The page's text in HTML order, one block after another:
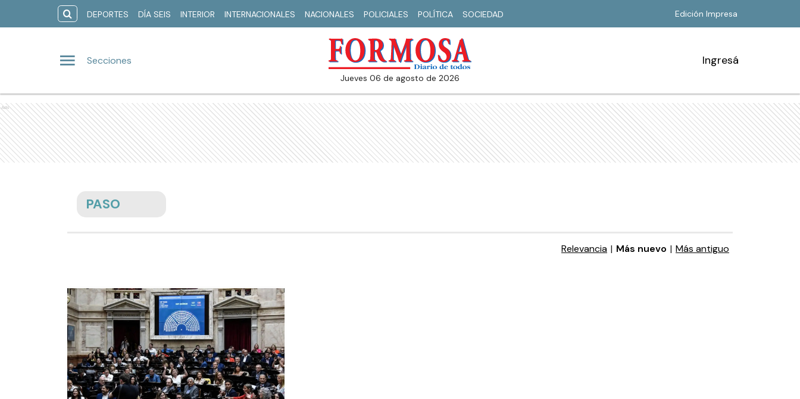
DEPORTES DÍA SEIS INTERIOR INTERNACIONALES NACIONALES POLICIALES POLÍTICA SOCIEDAD Edición Impresa
Secciones
jueves 06 de agosto de 2026
Ingresá
Ads
PASO
Relevancia | Más nuevo | Más antiguo